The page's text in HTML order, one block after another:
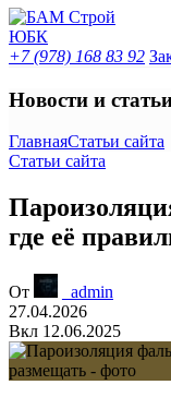
+7 (978) 168 83 92
Новости и
ГлавнаяСтатьи сайта
Статьи сайта
где её
От
_admin
27.04.2026
Вкл 12.06.2025